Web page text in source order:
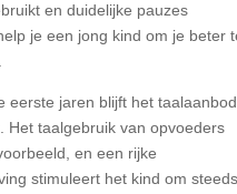
en duidelijke pauzes
je een jong kind om je beter
eerste jaren blijft het taalaanbod
Het taalgebruik van opvoeders
en een rijke
stimuleert het kind om steeds